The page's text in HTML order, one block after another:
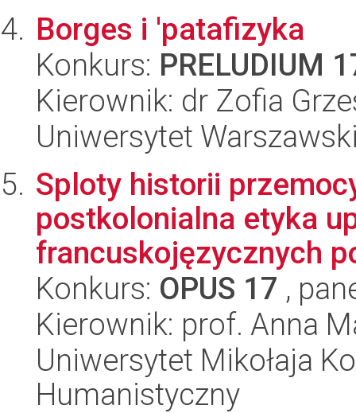
Borges i 'patafizyka
Konkurs: PRELUDIUM
Kierownik: dr Zofia
Uniwersytet
Sploty historii
postkolonialna etyka
francuskojęzycznych
Konkurs: OPUS 17 ,
Kierownik: prof. Anna
Uniwersytet Mikołaja
Humanistyczny